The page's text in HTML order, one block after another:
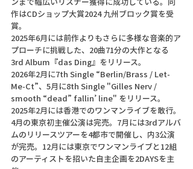
作はCDショップ大賞2024 九州ブロック賞を受
賞。
2025年6月には前作よりもさらに多様な音楽的ア
プローチに挑戦した、20曲71分の大作となる
3rd Album『das Ding』をリリース。
2026年2月に7th Single “Berlin/Brass / Let-
Me-Ct”、5月に8th Single "Gilles Nerv /
smooth “dead” fallin’ line" をリリース。
2025年2月には香港でのワンマンライブを敢行。
4月の東京初主催公演は完売。7月には3rdアルバ
ムのリリースツアーを4都市で開催し、内3公演
が完売。12月には東京でワンマンライブと12組
のアーティストを招いた自主企画を2DAYSを主